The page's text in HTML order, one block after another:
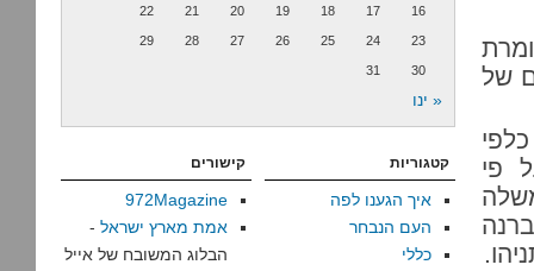
של
פי
16
17
18
19
20
21
22
23
24
25
26
27
28
29
30
31
« ינו
קטגוריות
איך הגענו לפה
העם הנבחר
כללי
קישורים
972Magazine
אמת מארץ ישראל -
הבלוג המשובח של אייל